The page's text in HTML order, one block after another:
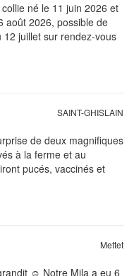
né le 11 juin 2026 et
août 2026, possible de
juillet sur rendez-vous
SAINT-GHISLAIN
de deux magnifiques
à la ferme et au
pucés, vaccinés et
Mettet
☺️ Notre Mila a eu 6